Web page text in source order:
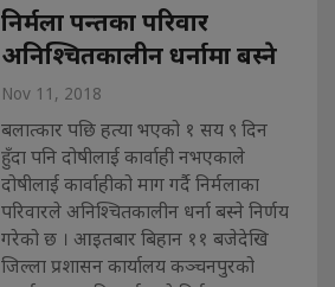
निर्मला पन्तका परिवार
अनिश्चितकालीन धर्नामा बस्ने
Nov 11, 2018
बलात्कार पछि हत्या भएको १ सय ९ दिन
हुँदा पनि दोषीलाई कार्वाही नभएकाले
दोषीलाई कार्वाहीको माग गर्दै निर्मलाका
परिवारले अनिश्चितकालीन धर्ना बस्ने निर्णय
गरेको छ । आइतबार बिहान ११ बजेदेखि
जिल्ला प्रशासन कार्यालय कञ्चनपुरको